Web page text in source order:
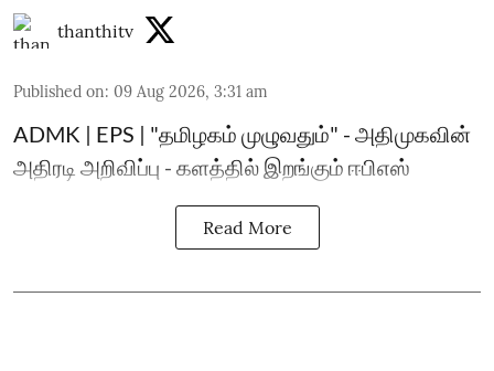
thanthitv
Published on: 09 Aug 2026, 3:31 am
ADMK | EPS | "தமிழகம் முழுவதும்" - அதிமுகவின்
அதிரடி அறிவிப்பு - களத்தில் இறங்கும் ஈபிஎஸ்
Read More